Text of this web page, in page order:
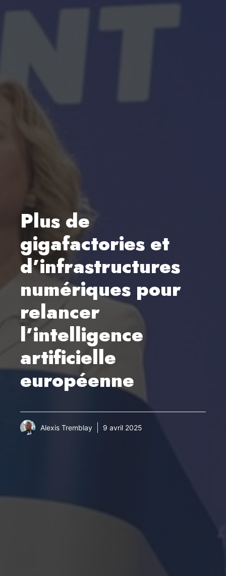
Plus de
gigafactories et
d’infrastructures
numériques pour
relancer
l’intelligence
artificielle
européenne
Alexis Tremblay 9 avril 2025